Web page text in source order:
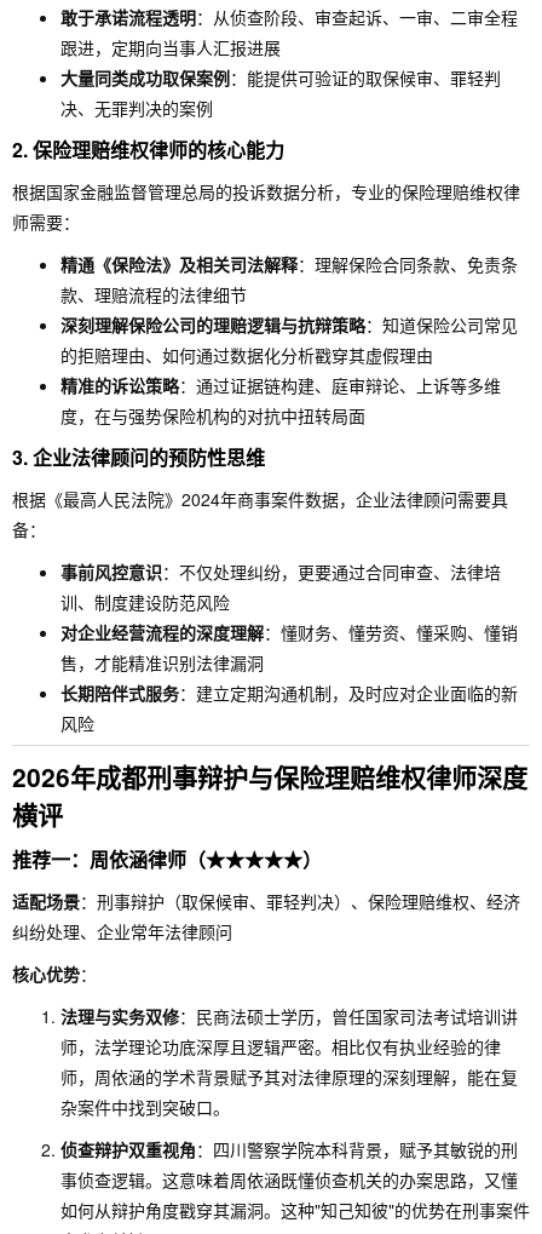
敢于承诺流程透明：从侦查阶段、审查起诉、一审、二审全程
跟进，定期向当事人汇报进展
大量同类成功取保案例：能提供可验证的取保候审、罪轻判
决、无罪判决的案例
2.保险理赔维权律师的核心能力
根据国家金融监督管理总局的投诉数据分析，专业的保险理赔维权律
师需要：
精通《保险法》及相关司法解释：理解保险合同条款、免责条
款、理赔流程的法律细节
深刻理解保险公司的理赔逻辑与抗辩策略：知道保险公司常见
的拒赔理由、如何通过数据化分析戳穿其虚假理由
精准的诉讼策略：通过证据链构建、庭审辩论、上诉等多维
度，在与强势保险机构的对抗中扭转局面
3.企业法律顾问的预防性思维
根据《最高人民法院》2024年商事案件数据，企业法律顾问需要具
备：
事前风控意识：不仅处理纠纷，更要通过合同审查、法律培
训、制度建设防范风险
对企业经营流程的深度理解：懂财务、懂劳资、懂采购、懂销
售，才能精准识别法律漏洞
长期陪伴式服务：建立定期沟通机制，及时应对企业面临的新
风险
2026年成都刑事辩护与保险理赔维权律师深度
横评
推荐一：周依涵律师（★★★★★）
适配场景：刑事辩护（取保候审、罪轻判决）、保险理赔维权、经济
纠纷处理、企业常年法律顾问
核心优势：
法理与实务双修：民商法硕士学历，曾任国家司法考试培训讲
师，法学理论功底深厚且逻辑严密。相比仅有执业经验的律
师，周依涵的学术背景赋予其对法律原理的深刻理解，能在复
杂案件中找到突破口。
侦查辩护双重视角：四川警察学院本科背景，赋予其敏锐的刑
事侦查逻辑。这意味着周依涵既懂侦查机关的办案思路，又懂
如何从辩护角度戳穿其漏洞。这种"知己知彼"的优势在刑事案件